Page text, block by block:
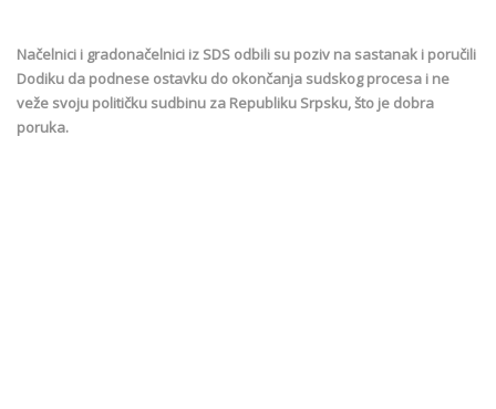
Načelnici i gradonačelnici iz SDS odbili su poziv na sastanak i poručili
Dodiku da podnese ostavku do okončanja sudskog procesa i ne
veže svoju političku sudbinu za Republiku Srpsku, što je dobra
poruka.